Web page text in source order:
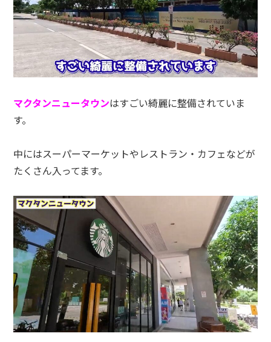
マクタンニュータウンはすごい綺麗に整備されていま
す。
中にはスーパーマーケットやレストラン・カフェなどが
たくさん入ってます。